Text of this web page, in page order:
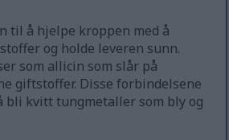
til å hjelpe kroppen med å
og holde leveren sunn.
som allicin som slår på
giftstoffer. Disse forbindelsene
bli kvitt tungmetaller som bly og